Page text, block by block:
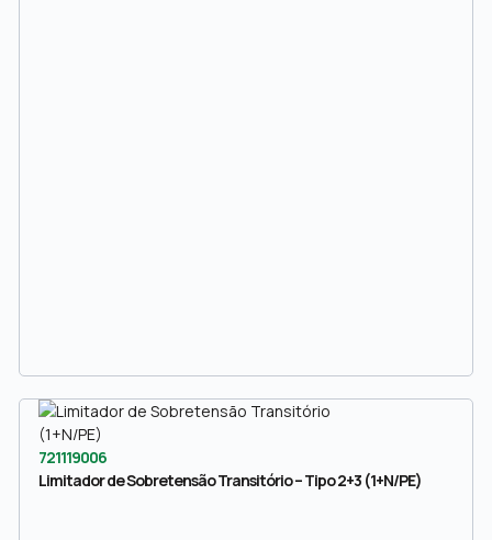
721119006
Limitador de Sobretensão Transitório – Tipo 2+3 (1+N/PE)